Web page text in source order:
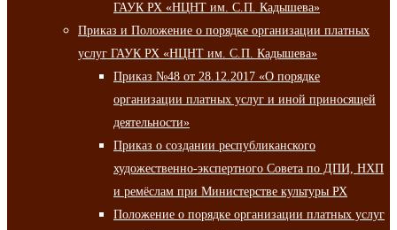
ГАУК РХ «НЦНТ им. С.П. Кадышева»
Приказ и Положение о порядке организации платных
услуг ГАУК РХ «НЦНТ им. С.П. Кадышева»
Приказ №48 от 28.12.2017 «О порядке
организации платных услуг и иной приносящей
деятельности»
Приказ о создании республиканского
художественно-экспертного Совета по ДПИ, НХП
и ремёслам при Министерстве культуры РХ
Положение о порядке организации платных услуг